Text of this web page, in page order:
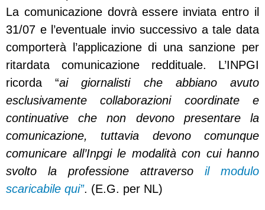
La comunicazione dovrà essere inviata entro il
31/07 e l’eventuale invio successivo a tale data
comporterà l’applicazione di una sanzione per
ritardata comunicazione reddituale. L’INPGI
ricorda “ai giornalisti che abbiano avuto
esclusivamente collaborazioni coordinate e
continuative che non devono presentare la
comunicazione, tuttavia devono comunque
comunicare all’Inpgi le modalità con cui hanno
svolto la professione attraverso il modulo
scaricabile qui”. (E.G. per NL)